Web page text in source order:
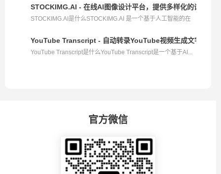
STOCKIMG.AI - 在线AI图像设计平台，提供多样化的设计类别
STOCKIMG.AI是什么STOCKIMG.AI 是一个基于人工智能的在
YouTube Transcript - 自动转录YouTube视频生成文字的在
YouTube Transcript是什么YouTube Transcript是一个基于AI...
官方微信